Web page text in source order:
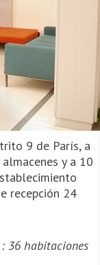
9 de París, a
y a 10
recepción 24
36 habitaciones